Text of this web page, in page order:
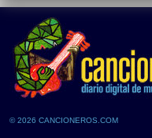
© 2026 CANCIONEROS.COM